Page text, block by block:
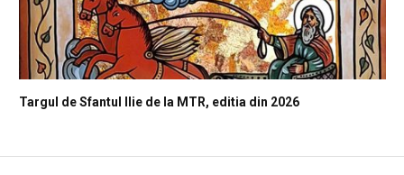
Targul de Sfantul Ilie de la MTR, editia din 2026